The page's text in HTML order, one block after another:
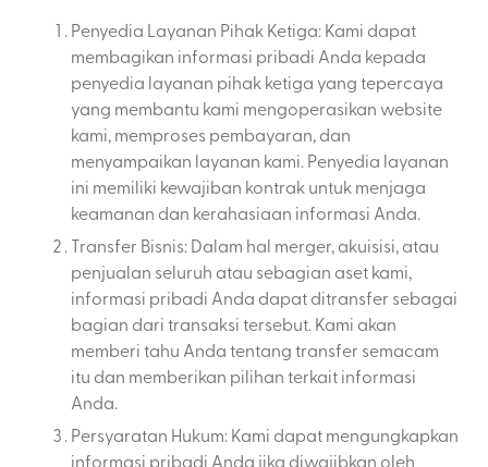
Penyedia Layanan Pihak Ketiga: Kami dapat
membagikan informasi pribadi Anda kepada
penyedia layanan pihak ketiga yang tepercaya
yang membantu kami mengoperasikan website
kami, memproses pembayaran, dan
menyampaikan layanan kami. Penyedia layanan
ini memiliki kewajiban kontrak untuk menjaga
keamanan dan kerahasiaan informasi Anda.
Transfer Bisnis: Dalam hal merger, akuisisi, atau
penjualan seluruh atau sebagian aset kami,
informasi pribadi Anda dapat ditransfer sebagai
bagian dari transaksi tersebut. Kami akan
memberi tahu Anda tentang transfer semacam
itu dan memberikan pilihan terkait informasi
Anda.
Persyaratan Hukum: Kami dapat mengungkapkan
informasi pribadi Anda jika diwajibkan oleh